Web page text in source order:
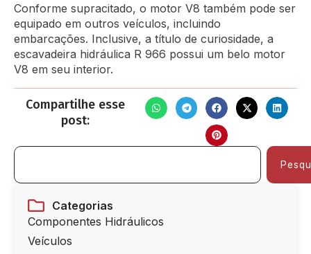
Conforme supracitado, o motor V8 também pode ser
equipado em outros veículos, incluindo
embarcações. Inclusive, a título de curiosidade, a
escavadeira hidráulica R 966 possui um belo motor
V8 em seu interior.
Compartilhe esse
post:
Categorias
Componentes Hidráulicos
Veículos